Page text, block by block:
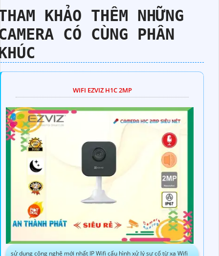
KHẢO THÊM NHỮNG
CÓ CÙNG PHÂN
WIFI EZVIZ H1C 2MP
sử dụng công nghệ mới nhất IP Wifi cấu hình xử lý sự cố từ xa Wifi